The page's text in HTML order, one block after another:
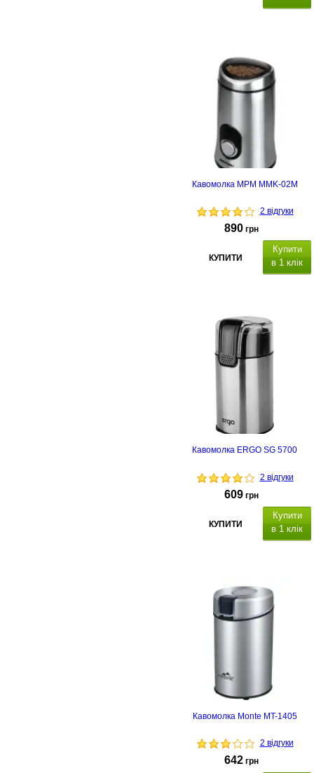
егулювання тонкості помелу: від
ультратонкого до дуже
грубого,зарядка (1,5 години до
повної зарядки), є мність
30 гр, є
для кавових зерен: макс.
Кавомолка MPM MMK-02M
2 відгуки
890 грн
КУПИТИ
Купити
в 1 клік
Кавомолка ERGO SG 5700
2 відгуки
609 грн
КУПИТИ
Купити
в 1 клік
Кавомолка Monte MT-1405
2 відгуки
642 грн